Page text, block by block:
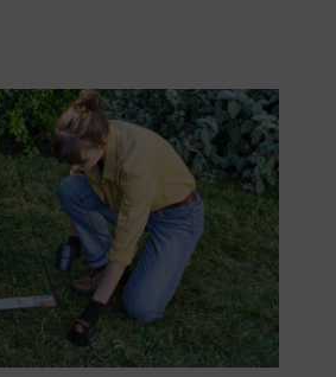
verlegt.
Blühstreifen